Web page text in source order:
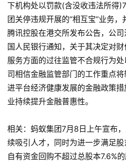
标
杆
企
业
大
全
考
公
开
课
下机构处以罚款(含没收违法所得
团关停违规开展的“相互宝”业务，
腾讯控股在港交所发布公告，公
国人民银行通知，关于其决定对
服务方面的过往监管不合规行为
司相信金融监管部门的工作重点
进平台经济健康发展的金融政策
业持续提升金融普惠性。
相关：蚂蚁集团7月8日上午宣布
续吸引人才，同时为进一步满足
自有资金回购不超过总股本7.6%